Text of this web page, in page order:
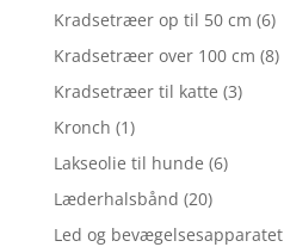
Kradsetræer op til 50 cm (6)
Kradsetræer over 100 cm (8)
Kradsetræer til katte (3)
Kronch (1)
Lakseolie til hunde (6)
Læderhalsbånd (20)
Led og bevægelsesapparatet